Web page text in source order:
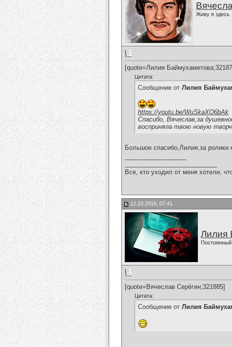
Живу я здесь
[quote=Лилия
Цитата:
Сообщение от Лилия
https://youtu.be/WuSkaXO6bAk
Спасибо, Вячеслав,за
восприняла твою новую
Большое спасибо,Лилия,за ролики
Все, кто уходил от меня хотели,
12.10.2016, 07:41
Лилия
Постоянный
[quote=Вячеслав Серёгин;321885]
Цитата:
Сообщение от Лилия